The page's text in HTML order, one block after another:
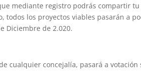
mediante registro podrás compartir
los proyectos viables pasarán a
Diciembre de 2.020.
cualquier concejalía, pasará a votación